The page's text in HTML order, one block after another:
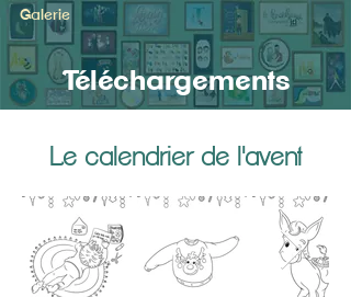
Galerie
Téléchargements
Le calendrier de l'avent